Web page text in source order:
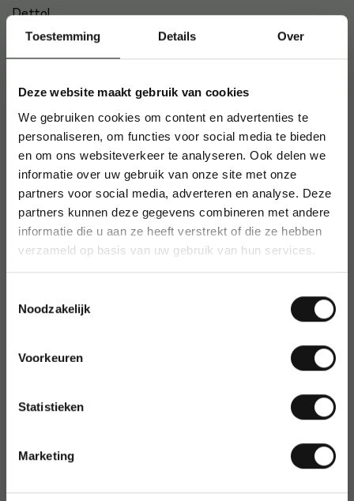
Toestemming Details Over
Deze website maakt gebruik van cookies
We gebruiken cookies om content en advertenties te
personaliseren, om functies voor social media te bieden
en om ons websiteverkeer te analyseren. Ook delen we
informatie over uw gebruik van onze site met onze
partners voor social media, adverteren en analyse. Deze
partners kunnen deze gegevens combineren met andere
informatie die u aan ze heeft verstrekt of die ze hebben
verzameld op basis van uw gebruik van hun services.
Noodzakelijk
Voorkeuren
Statistieken
Marketing
Dettol
Dextro Energy
Diversey
Djois
Dolce Gusto
Domo
DONAU
DONAU ECO
DONAU Home
DONAU PROFESSIONAL
DONAU SAFETY
Douwe Egberts
Dreft